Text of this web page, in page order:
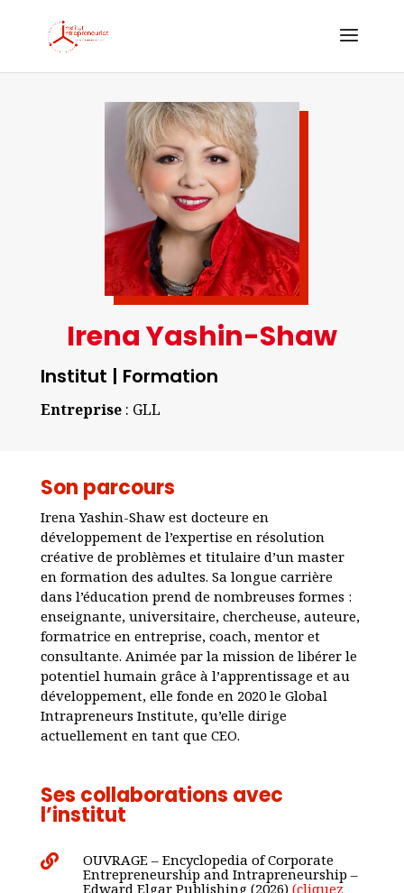
Irena Yashin-Shaw
Institut | Formation
Entreprise: GLL
Son parcours
Irena Yashin-Shaw est docteure en
développement de l’expertise en résolution
créative de problèmes et titulaire d’un master
en formation des adultes. Sa longue carrière
dans l’éducation prend de nombreuses formes :
enseignante, universitaire, chercheuse, auteure,
formatrice en entreprise, coach, mentor et
consultante. Animée par la mission de libérer le
potentiel humain grâce à l’apprentissage et au
développement, elle fonde en 2020 le Global
Intrapreneurs Institute, qu’elle dirige
actuellement en tant que CEO.
Ses collaborations avec
l’institut

OUVRAGE – Encyclopedia of Corporate
Entrepreneurship and Intrapreneurship –
Edward Elgar Publishing (2026) (cliquez